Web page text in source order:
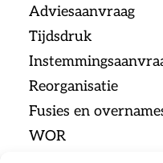
Adviesaanvraag
Tijdsdruk
Reorganisatie
Fusies en
WOR